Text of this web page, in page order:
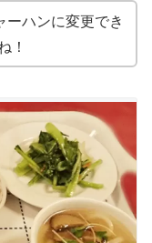
ーハンに変更でき
！